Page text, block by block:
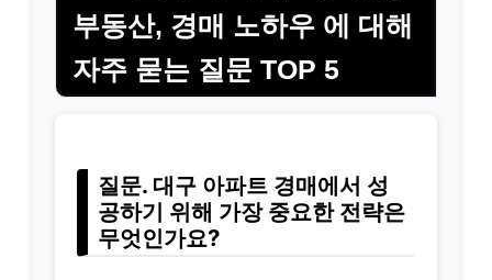
부동산, 경매 노하우 에 대해
자주 묻는 질문 TOP 5
질문. 대구 아파트 경매에서 성
공하기 위해 가장 중요한 전략은
무엇인가요?